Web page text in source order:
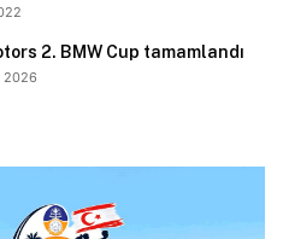
2. BMW Cup tamamlandı
2026